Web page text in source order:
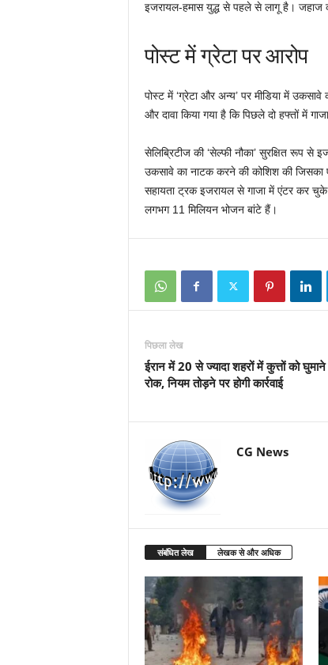
इजरायल-हमास युद्ध से पहले से लागू है। जहाज
पोस्ट में ग्रेटा पर आरोप
पोस्ट में ‘ग्रेटा और अन्य’ पर मीडिया में उकसावे
और दावा किया गया है कि पिछले दो हफ्तों में
सेलिब्रिटीज की ‘सेल्फी नौका’ सुरक्षित रूप से
उकसावे का नाटक करने की कोशिश की जिसका
सहायता ट्रक इजरायल से गाजा में एंटर कर चुके
लगभग 11 मिलियन भोजन बांटे हैं।
पिछला लेख
ईरान में 20 से ज्यादा शहरों में कुत्तों को
रोक, नियम तोड़ने पर होगी कार्रवाई
CG News
संबंधित लेख लेखक से और अधिक